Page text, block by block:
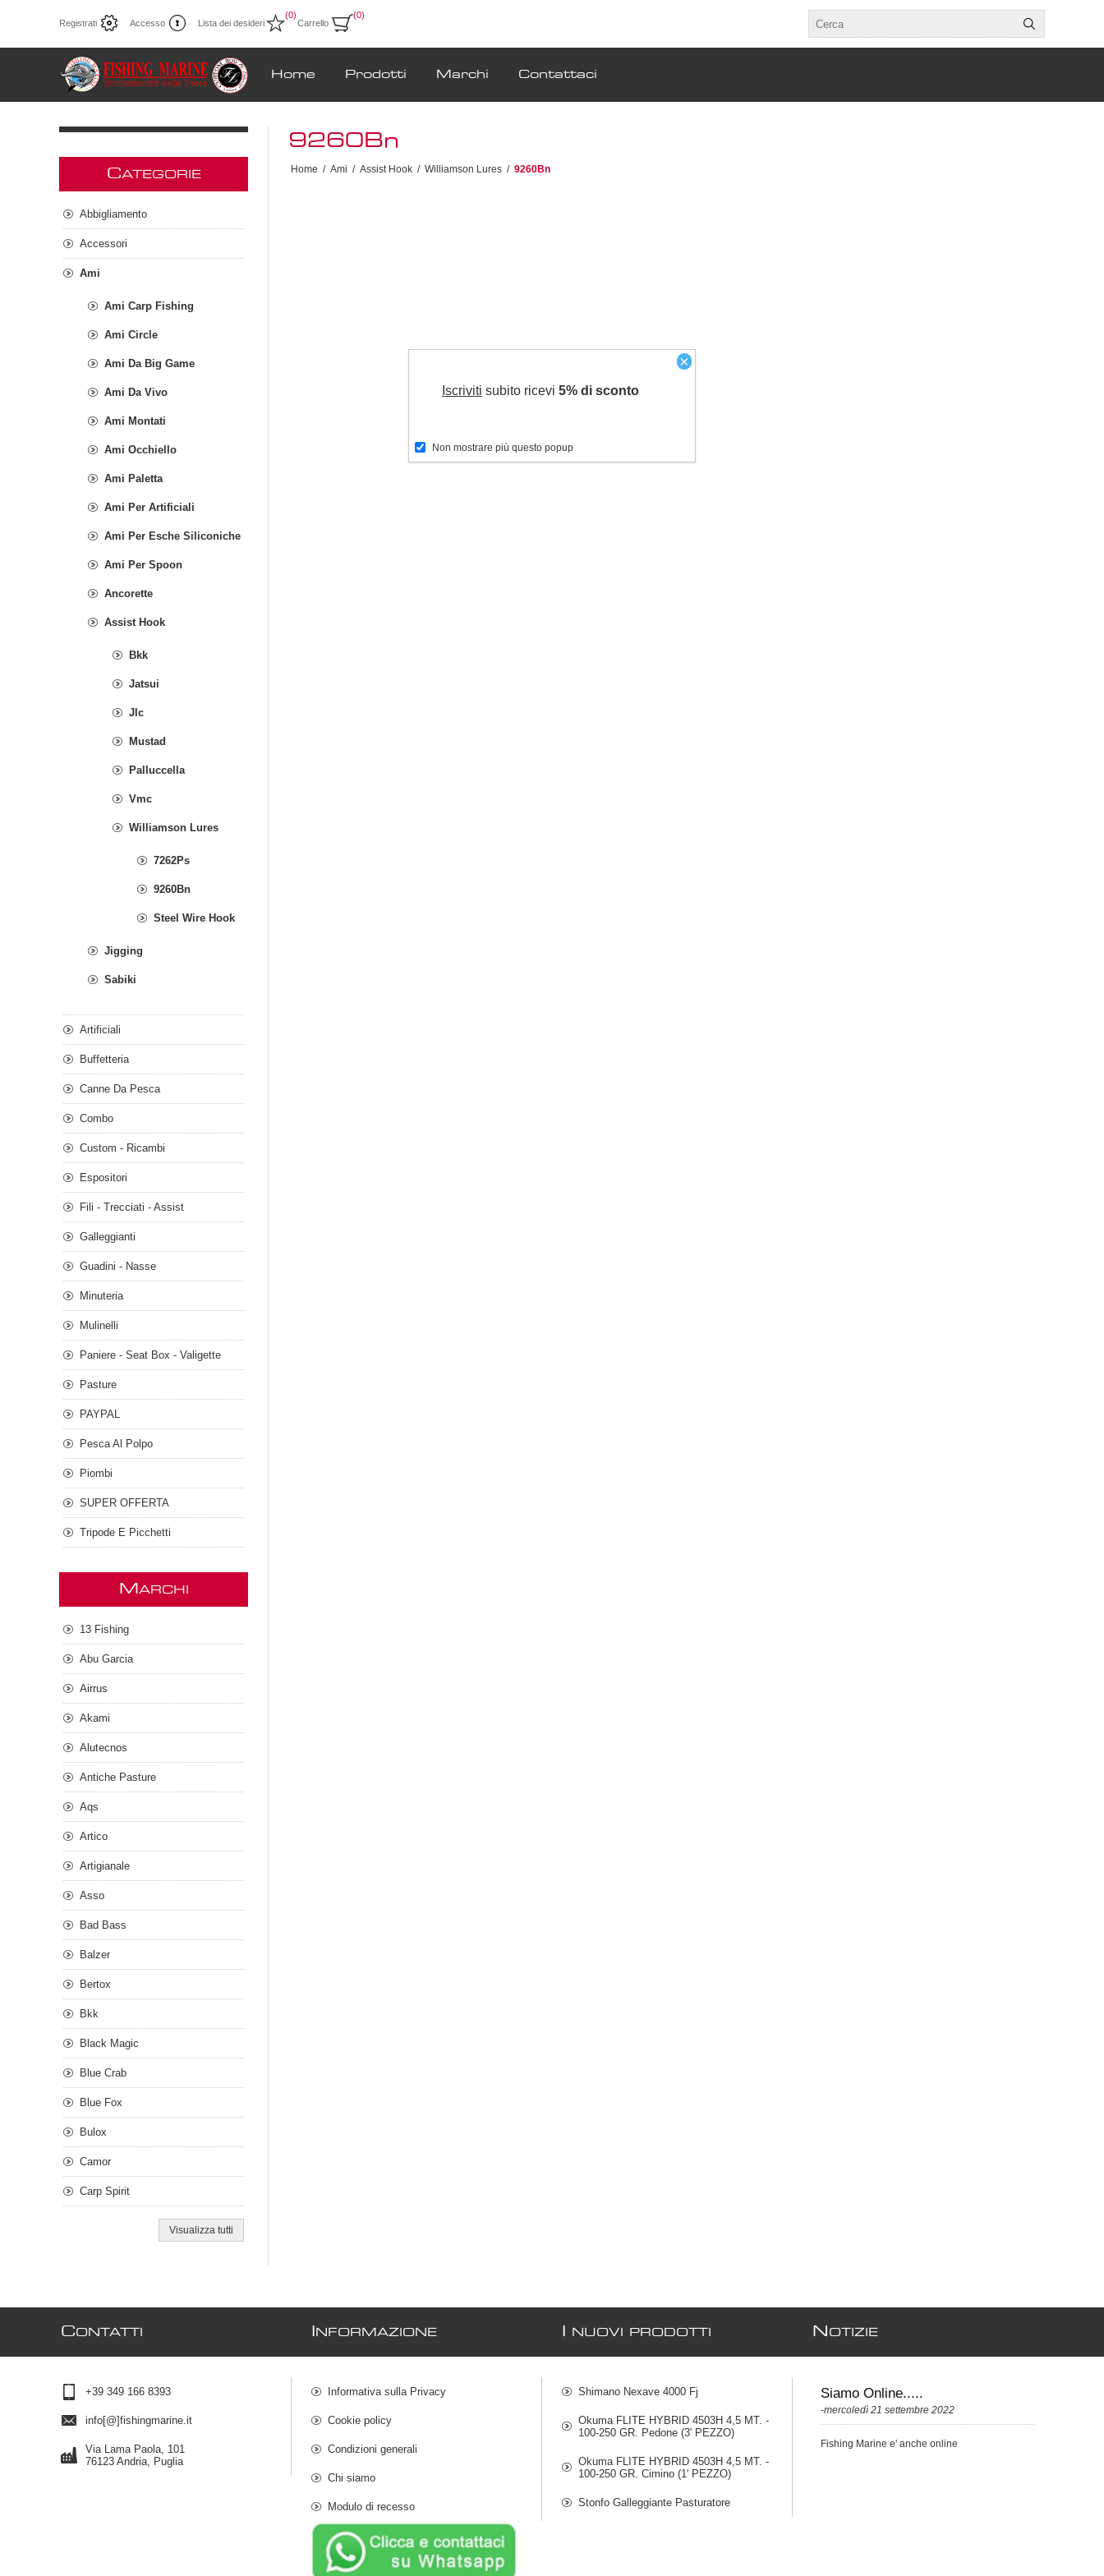
Registrati Accesso Lista dei desideri
(0)
Carrello
(0)
Home Prodotti Marchi Contattaci
9260Bn
Home / Ami / Assist Hook / Williamson Lures / 9260Bn
CATEGORIE
Abbigliamento
Accessori
Ami
Ami Carp Fishing
Ami Circle
Ami Da Big Game
Ami Da Vivo
Ami Montati
Ami Occhiello
Ami Paletta
Ami Per Artificiali
Ami Per Esche Siliconiche
Ami Per Spoon
Ancorette
Assist Hook
Bkk
Jatsui
Jlc
Mustad
Palluccella
Vmc
Williamson Lures
7262Ps
9260Bn
Steel Wire Hook
Jigging
Sabiki
Artificiali
Buffetteria
Canne Da Pesca
Combo
Custom - Ricambi
Espositori
Fili - Trecciati - Assist
Galleggianti
Guadini - Nasse
Minuteria
Mulinelli
Paniere - Seat Box - Valigette
Pasture
PAYPAL
Pesca Al Polpo
Piombi
SUPER OFFERTA
Tripode E Picchetti
M ARCHI
13 Fishing
Abu Garcia
Airrus
Akami
Alutecnos
Antiche Pasture
Aqs
Artico
Artigianale
Asso
Bad Bass
Balzer
Bertox
Bkk
Black Magic
Blue Crab
Blue Fox
Bulox
Camor
Carp Spirit
Visualizza tutti
CONTATTI
+39 349 166 8393
info[@]fishingmarine.it
Via Lama Paola, 101
76123 Andria, Puglia
NFORMAZIONE
Informativa sulla Privacy
Cookie policy
Condizioni generali
Chi siamo
Modulo di recesso
NUOVI PRODOTTI
Shimano Nexave 4000 Fj
Okuma FLITE HYBRID 4503H 4,5 MT. -
100-250 GR. Pedone (3' PEZZO)
Okuma FLITE HYBRID 4503H 4,5 MT. -
100-250 GR. Cimino (1' PEZZO)
Stonfo Galleggiante Pasturatore
N OTIZIE
Siamo Online.....
-mercoledì 21 settembre 2022
Fishing Marine e' anche online
×
Iscriviti subito ricevi 5% di sconto
Non mostrare più questo popup